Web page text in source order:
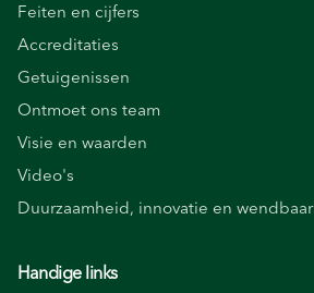
Feiten en cijfers
Accreditaties
Getuigenissen
Ontmoet ons team
Visie en waarden
Video's
Duurzaamheid, innovatie en
Handige links